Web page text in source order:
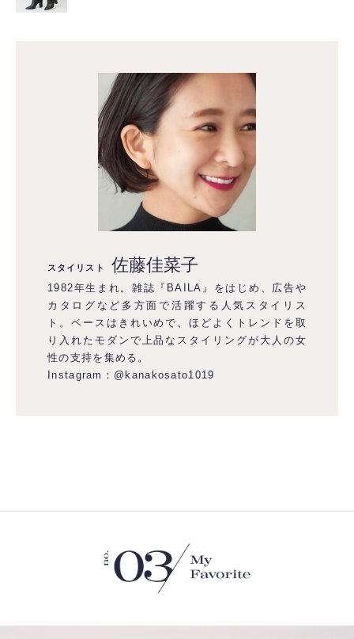
スタイリスト 佐藤佳菜子
1982年生まれ。雑誌『BAILA』をはじめ、広告や
カタログなど多方面で活躍する人気スタイリス
ト。ベースはきれいめで、ほどよくトレンドを取
り入れたモダンで上品なスタイリングが大人の女
性の支持を集める。
Instagram： @kanakosato1019